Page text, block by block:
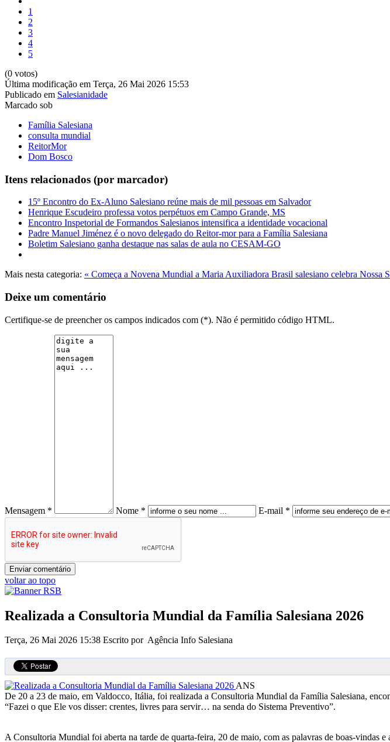
1
2
3
4
5
(0 votos)
Última modificação em Terça, 26 Mai 2026 15:53
Publicado em Salesianidade
Marcado sob
Família Salesiana
consulta mundial
ReitorMor
Dom Bosco
Itens relacionados (por marcador)
15º Encontro do Ex-Aluno Salesiano reúne mais de mil pessoas em Salvador
Henrique Escudeiro professa votos perpétuos em Campo Grande, MS
Encontro Inspetorial de Formandos Salesianos intensifica a identidade vocacional
Padre Manuel Jiménez é o novo delegado do Reitor-mor para a Família Salesiana
Boletim Salesiano ganha destaque nas salas de aula no CESAM-GO
Mais nesta categoria: « Começa a Novena Mundial a Maria Auxiliadora Brasil salesiano celebra Nossa
Deixe um comentário
Certifique-se de preencher os campos indicados com (*). Não é permitido código HTML.
Mensagem * Nome * E-mail *
voltar ao topo
Realizada a Consultoria Mundial da Família Salesiana 2026
Terça, 26 Mai 2026 15:38 Escrito por Agência Info Salesiana
ANS
De 20 a 23 de maio, em Valdocco, Itália, foi realizada a Consultoria Mundial da Família Salesiana,
“Fazei o que Ele vos disser: crentes, livres para servir… na senda do Sistema Preventivo”.
A Consultoria Mundial foi aberta na tarde de quarta-feira, 20 de maio, com as palavras de boas-vindas